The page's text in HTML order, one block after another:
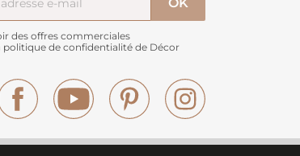
des offres commerciales
politique de confidentialité de Décor
Facebook YouTube Pinterest